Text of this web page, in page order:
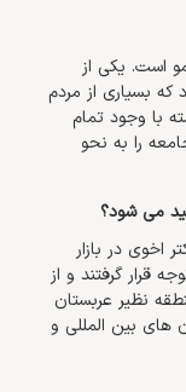
است. یکی از
بسیاری از مردم
با وجود تمام
را به نحو
می شود؟
اخوی در بازار
قرار گرفتند و از
نظیر عربستان
های بین المللی و